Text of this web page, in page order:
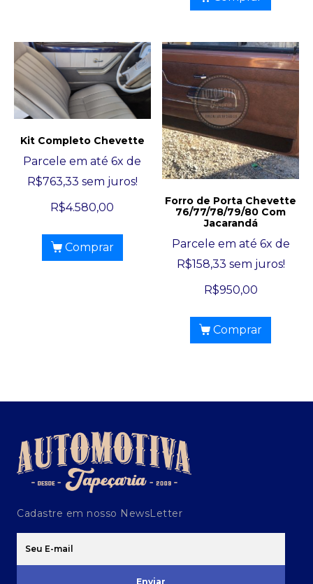
Kit Completo Chevette
Parcele em até 6x de
R$763,33 sem juros!
R$4.580,00
Comprar
Forro de Porta Chevette
76/77/78/79/80 Com
Jacarandá
Parcele em até 6x de
R$158,33 sem juros!
R$950,00
Comprar
Cadastre em nosso NewsLetter
Enviar